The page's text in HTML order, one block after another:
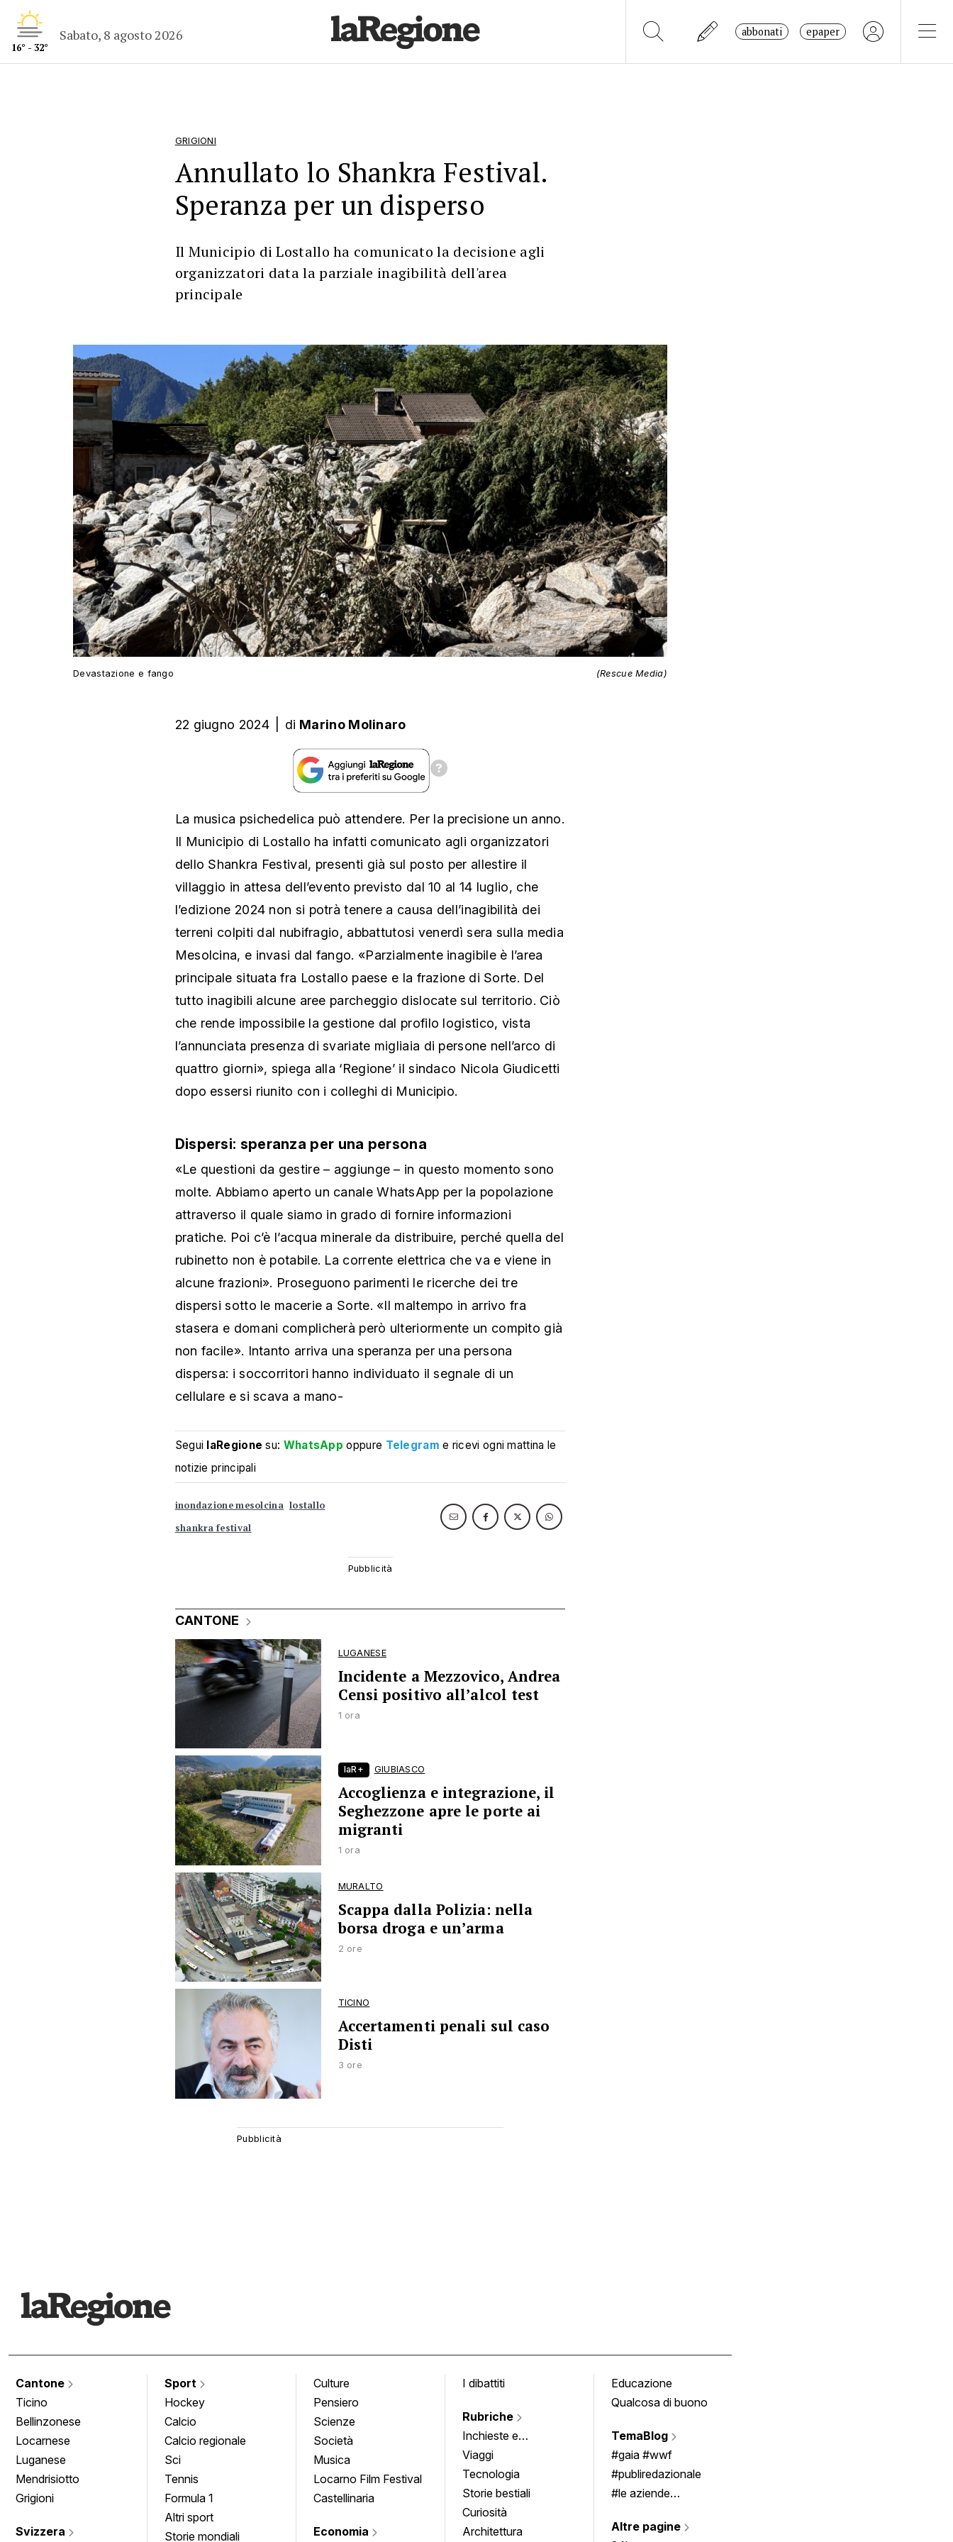
16° - 32°
Sabato, 8 agosto 2026 abbonati epaper
GRIGIONI
Annullato lo Shankra Festival.
Speranza per un disperso
Il Municipio di Lostallo ha comunicato la decisione agli
organizzatori data la parziale inagibilità dell'area
principale
Devastazione e fango (Rescue Media)
22 giugno 2024 di Marino Molinaro
La musica psichedelica può attendere. Per la precisione un anno.
Il Municipio di Lostallo ha infatti comunicato agli organizzatori
dello Shankra Festival, presenti già sul posto per allestire il
villaggio in attesa dell’evento previsto dal 10 al 14 luglio, che
l’edizione 2024 non si potrà tenere a causa dell’inagibilità dei
terreni colpiti dal nubifragio, abbattutosi venerdì sera sulla media
Mesolcina, e invasi dal fango. «Parzialmente inagibile è l’area
principale situata fra Lostallo paese e la frazione di Sorte. Del
tutto inagibili alcune aree parcheggio dislocate sul territorio. Ciò
che rende impossibile la gestione dal profilo logistico, vista
l’annunciata presenza di svariate migliaia di persone nell’arco di
quattro giorni», spiega alla ‘Regione’ il sindaco Nicola Giudicetti
dopo essersi riunito con i colleghi di Municipio.
Dispersi: speranza per una persona
«Le questioni da gestire – aggiunge – in questo momento sono
molte. Abbiamo aperto un canale WhatsApp per la popolazione
attraverso il quale siamo in grado di fornire informazioni
pratiche. Poi c’è l’acqua minerale da distribuire, perché quella del
rubinetto non è potabile. La corrente elettrica che va e viene in
alcune frazioni». Proseguono parimenti le ricerche dei tre
dispersi sotto le macerie a Sorte. «Il maltempo in arrivo fra
stasera e domani complicherà però ulteriormente un compito già
non facile». Intanto arriva una speranza per una persona
dispersa: i soccorritori hanno individuato il segnale di un
cellulare e si scava a mano-
Segui laRegione su: WhatsApp oppure Telegram e ricevi ogni mattina le
notizie principali
inondazione mesolcina lostallo
shankra festival
CANTONE
LUGANESE
Incidente a Mezzovico, Andrea
Censi positivo all’alcol test
1 ora
laR+ GIUBIASCO
Accoglienza e integrazione, il
Seghezzone apre le porte ai
migranti
1 ora
MURALTO
Scappa dalla Polizia: nella
borsa droga e un’arma
2 ore
TICINO
Accertamenti penali sul caso
Disti
3 ore
Cantone
Ticino
Bellinzonese
Locarnese
Luganese
Mendrisiotto
Grigioni
Svizzera
Sport
Hockey
Calcio
Calcio regionale
Sci
Tennis
Formula 1
Altri sport
Storie mondiali
Culture
Pensiero
Scienze
Società
Musica
Locarno Film Festival
Castellinaria
Economia
I dibattiti
Rubriche
Inchieste e
approfondimenti
Viaggi
Tecnologia
Storie bestiali
Curiosità
Architettura
Educazione
Qualcosa di buono
TemaBlog
#gaia #wwf
#publiredazionale
#le aziende
Altre pagine